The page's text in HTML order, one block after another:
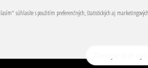
súhlasíte s použitím preferenčných, štatistických aj